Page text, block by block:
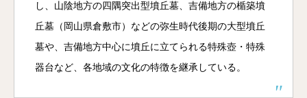
し、山陰地方の四隅突出型墳丘墓、吉備地方の楯築墳
丘墓（岡山県倉敷市）などの弥生時代後期の大型墳丘
墓や、吉備地方中心に墳丘に立てられる特殊壺・特殊
器台など、各地域の文化の特徴を継承している。